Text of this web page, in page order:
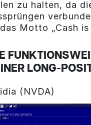
zu halten, da
Motto „Cash is
LONG-
(NVDA)